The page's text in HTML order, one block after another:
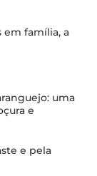
em família, a
uma
e
e pela